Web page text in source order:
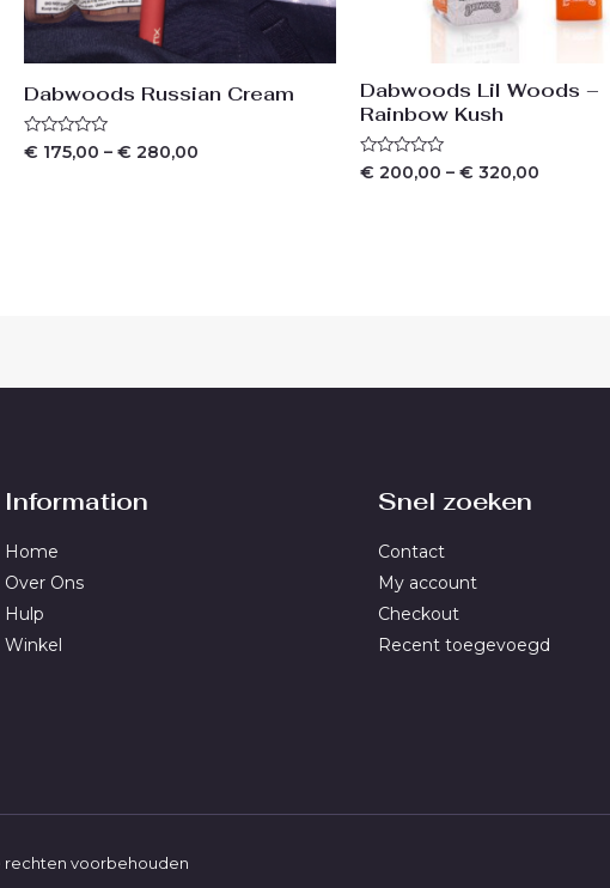
Dabwoods Russian Cream
Waardering
0
€ 175,00 – € 280,00
Dabwoods Lil Woods –
Rainbow Kush
Waardering
0
€ 200,00 – € 320,00
Information
Home
Over Ons
Hulp
Winkel
Snel zoeken
Contact
My account
Checkout
Recent toegevoegd
rechten voorbehouden